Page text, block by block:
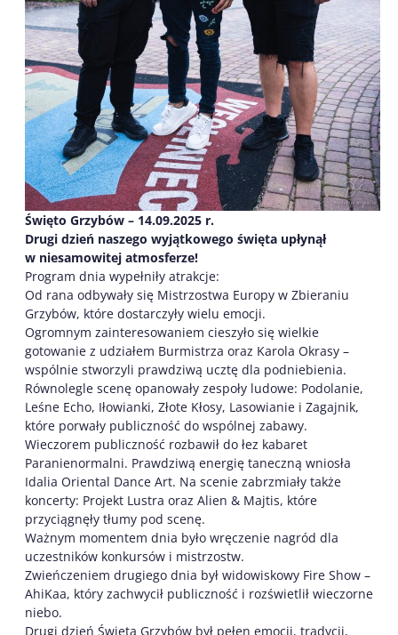
Święto Grzybów – 14.09.2025 r.
Drugi dzień naszego wyjątkowego święta upłynął
w niesamowitej atmosferze!
Program dnia wypełniły atrakcje:
Od rana odbywały się Mistrzostwa Europy w Zbieraniu
Grzybów, które dostarczyły wielu emocji.
Ogromnym zainteresowaniem cieszyło się wielkie
gotowanie z udziałem Burmistrza oraz Karola Okrasy –
wspólnie stworzyli prawdziwą ucztę dla podniebienia.
Równolegle scenę opanowały zespoły ludowe: Podolanie,
Leśne Echo, Iłowianki, Złote Kłosy, Lasowianie i Zagajnik,
które porwały publiczność do wspólnej zabawy.
Wieczorem publiczność rozbawił do łez kabaret
Paranienormalni. Prawdziwą energię taneczną wniosła
Idalia Oriental Dance Art. Na scenie zabrzmiały także
koncerty: Projekt Lustra oraz Alien & Majtis, które
przyciągnęły tłumy pod scenę.
Ważnym momentem dnia było wręczenie nagród dla
uczestników konkursów i mistrzostw.
Zwieńczeniem drugiego dnia był widowiskowy Fire Show –
AhiKaa, który zachwycił publiczność i rozświetlił wieczorne
niebo.
Drugi dzień Święta Grzybów był pełen emocji, tradycji,